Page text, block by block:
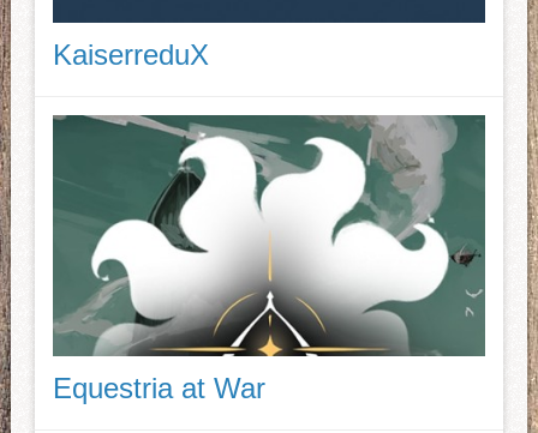
KaiserreduX
Equestria at War